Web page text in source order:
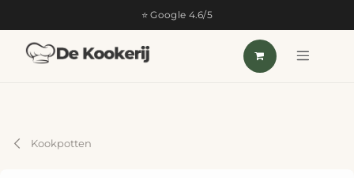
⭐ Google 4.6/5
Kookpotten